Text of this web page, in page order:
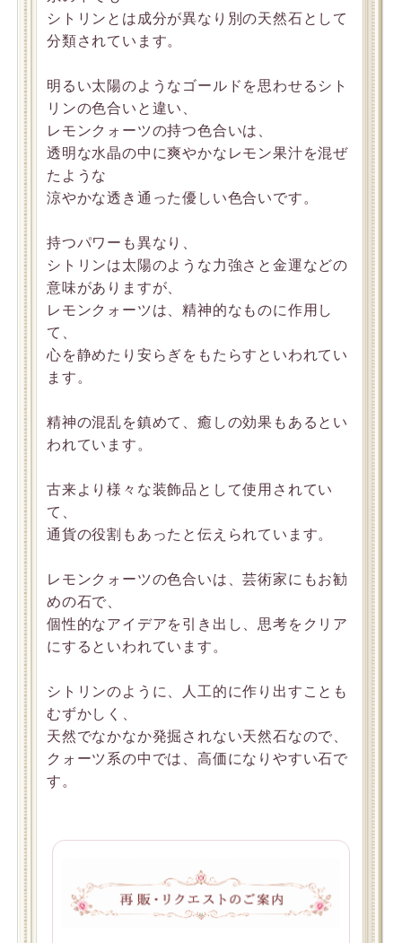
シトリンとは成分が異なり別の天然石として
分類されています。
明るい太陽のようなゴールドを思わせるシト
リンの色合いと違い、
レモンクォーツの持つ色合いは、
透明な水晶の中に爽やかなレモン果汁を混ぜ
たような
涼やかな透き通った優しい色合いです。
持つパワーも異なり、
シトリンは太陽のような力強さと金運などの
意味がありますが、
レモンクォーツは、精神的なものに作用し
て、
心を静めたり安らぎをもたらすといわれてい
ます。
精神の混乱を鎮めて、癒しの効果もあるとい
われています。
古来より様々な装飾品として使用されてい
て、
通貨の役割もあったと伝えられています。
レモンクォーツの色合いは、芸術家にもお勧
めの石で、
個性的なアイデアを引き出し、思考をクリア
にするといわれています。
シトリンのように、人工的に作り出すことも
むずかしく、
天然でなかなか発掘されない天然石なので、
クォーツ系の中では、高価になりやすい石で
す。